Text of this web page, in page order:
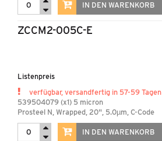
IN DEN WARENKORB
ZCCM2-005C-E
Listenpreis
verfügbar, versandfertig in 57-59 Tagen
539504079 (x1) 5 micron
Prosteel N, Wrapped, 20", 5.0µm, C-Code
IN DEN WARENKORB